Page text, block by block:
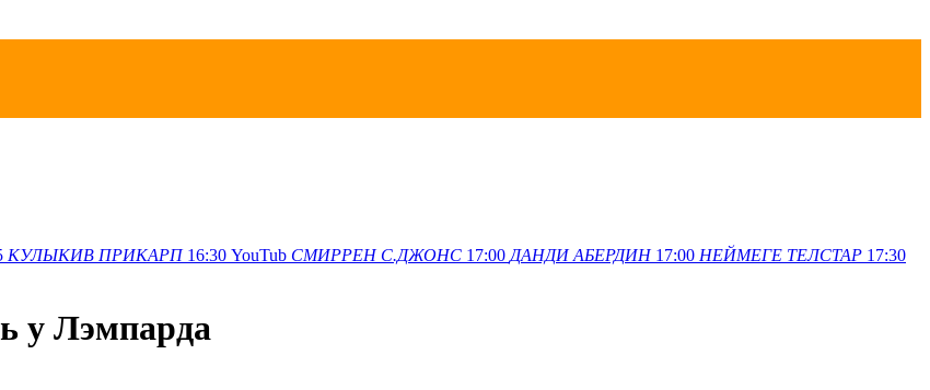
КУЛЫКИВ ПРИКАРП 16:30 YouTub СМИРРЕН С.ДЖОНС 17:00 ДАНДИ АБЕРДИН 17:00 НЕЙМЕГЕ ТЕЛСТАР 17:30
у Лэмпарда